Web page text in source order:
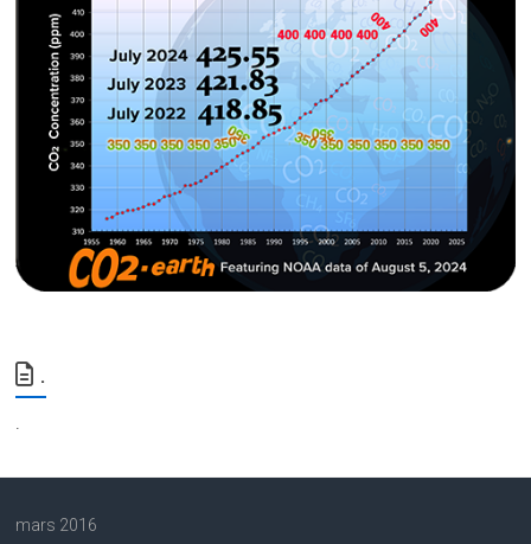
.
.
mars 2016